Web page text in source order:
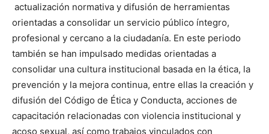
actualización normativa y difusión de herramientas
orientadas a consolidar un servicio público íntegro,
profesional y cercano a la ciudadanía. En este periodo
también se han impulsado medidas orientadas a
consolidar una cultura institucional basada en la ética, la
prevención y la mejora continua, entre ellas la creación y
difusión del Código de Ética y Conducta, acciones de
capacitación relacionadas con violencia institucional y
acoso sexual, así como trabajos vinculados con